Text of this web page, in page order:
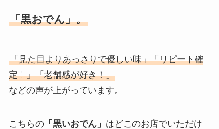
「黒おでん」。
「見た目よりあっさりで優しい味」「リピート確
定！」「老舗感が好き！」
などの声が上がっています。
こちらの「黒いおでん」 はどこのお店でいただけ